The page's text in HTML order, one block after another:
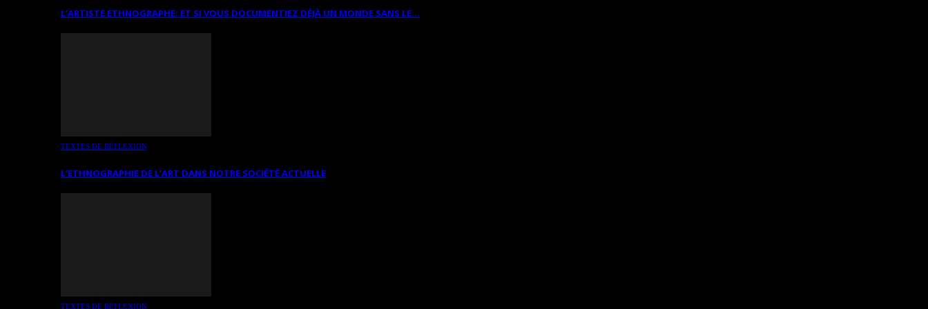
L’ARTISTE ETHNOGRAPHE: ET SI VOUS DOCUMENTIEZ DÉJÀ UN MONDE SANS LE…
TEXTES DE RÉFLEXION
L’ETHNOGRAPHIE DE L’ART DANS NOTRE SOCIÉTÉ ACTUELLE
TEXTES DE RÉFLEXION